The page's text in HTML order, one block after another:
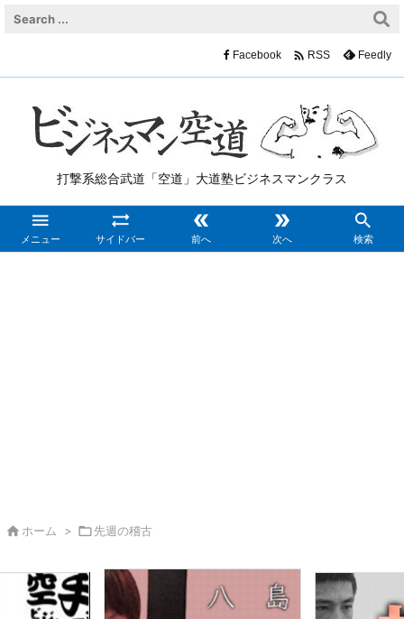
打撃系総合武道「空道」大道塾ビジネスマンクラス

メニュー

サイドバー

前へ

次へ

検索
Facebook  RSS Feedly
 ホーム > 先週の稽古